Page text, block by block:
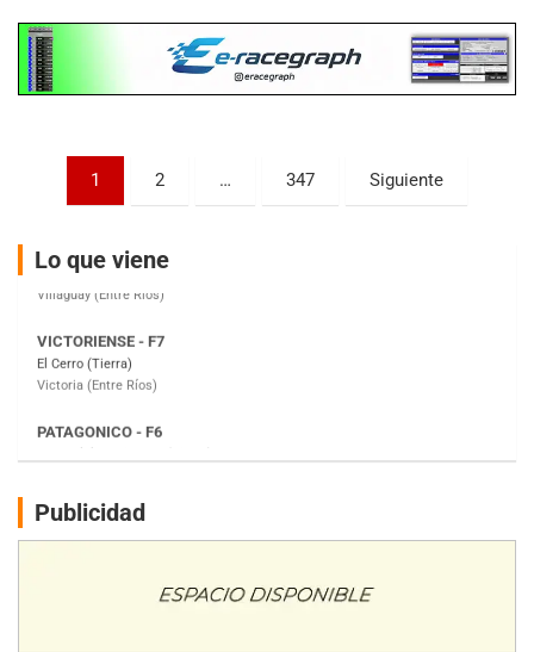
Paginación
entradas
1 2 … 347 Siguiente
Lo que viene
KDO - F6
Ciudad de Trenque Lauquen (Asfalto)
Trenque Lauquen (Buenos Aires)
Villaguay (Entre Ríos)
El Cerro (Tierra)
Victoria (Entre Ríos)
Moto Club Reginense (Tierra)
Gral. E. Godoy (Río Negro)
Juventud Unida (Tierra)
Humboldt (Santa Fe)
NORESTE SANTAFESINO - F6
SUR SANTAFESINO - F4
Publicidad